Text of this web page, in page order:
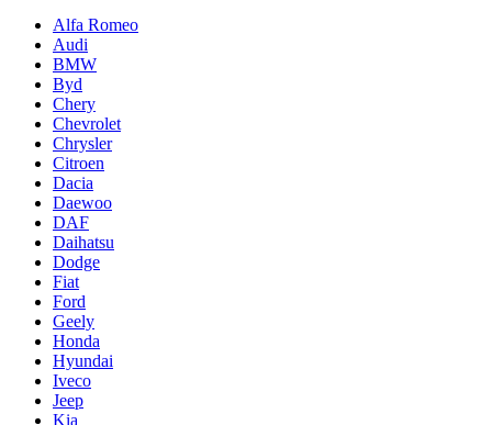
Alfa Romeo
Audi
BMW
Byd
Chery
Chevrolet
Chrysler
Citroen
Dacia
Daewoo
DAF
Daihatsu
Dodge
Fiat
Ford
Geely
Honda
Hyundai
Iveco
Jeep
Kia